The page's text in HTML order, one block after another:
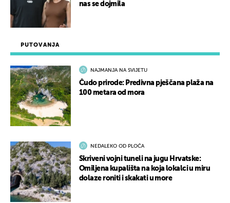
PUTOVANJA
NAJMANJA NA SVIJETU
Čudo prirode: Predivna pješčana plaža na
100 metara od mora
NEDALEKO OD PLOČA
Skriveni vojni tuneli na jugu Hrvatske:
Omiljena kupališta na koja lokalci u miru
dolaze roniti i skakati u more
nas se dojmila